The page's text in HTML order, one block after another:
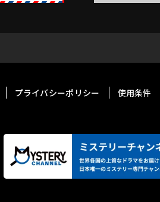
プライバシーポリシー 使用条件